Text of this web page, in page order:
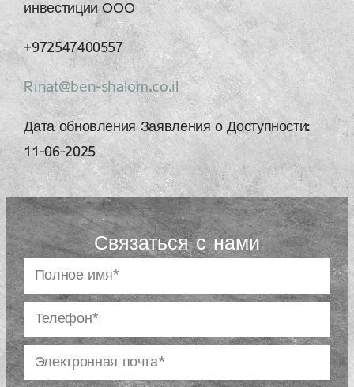
инвестиции ООО
+972547400557
Rinat@ben-shalom.co.il
Дата обновления Заявления о Доступности:
11-06-2025
Связаться с нами